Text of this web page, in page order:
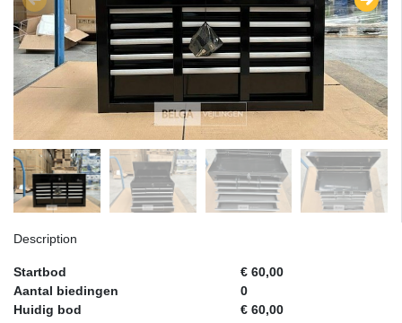
Description
Startbod
€ 60,00
Aantal biedingen
0
Huidig bod
€ 60,00